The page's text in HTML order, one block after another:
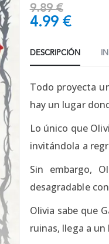
9.89€
4.99 €
DESCRIPCIÓN
Todo proyecta
hay un lugar
Lo único que
invitándola a
Sin embargo,
desagradable
Olivia sabe que
ruinas, llega a